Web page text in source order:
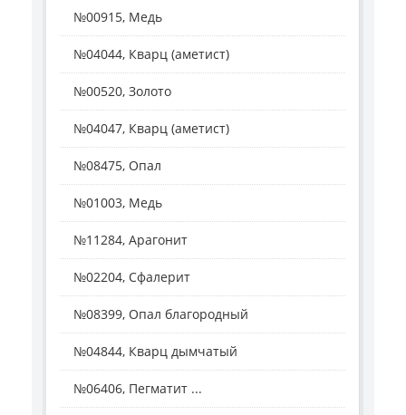
№00915, Медь
№04044, Кварц (аметист)
№00520, Золото
№04047, Кварц (аметист)
№08475, Опал
№01003, Медь
№11284, Арагонит
№02204, Сфалерит
№08399, Опал благородный
№04844, Кварц дымчатый
№06406, Пегматит ...